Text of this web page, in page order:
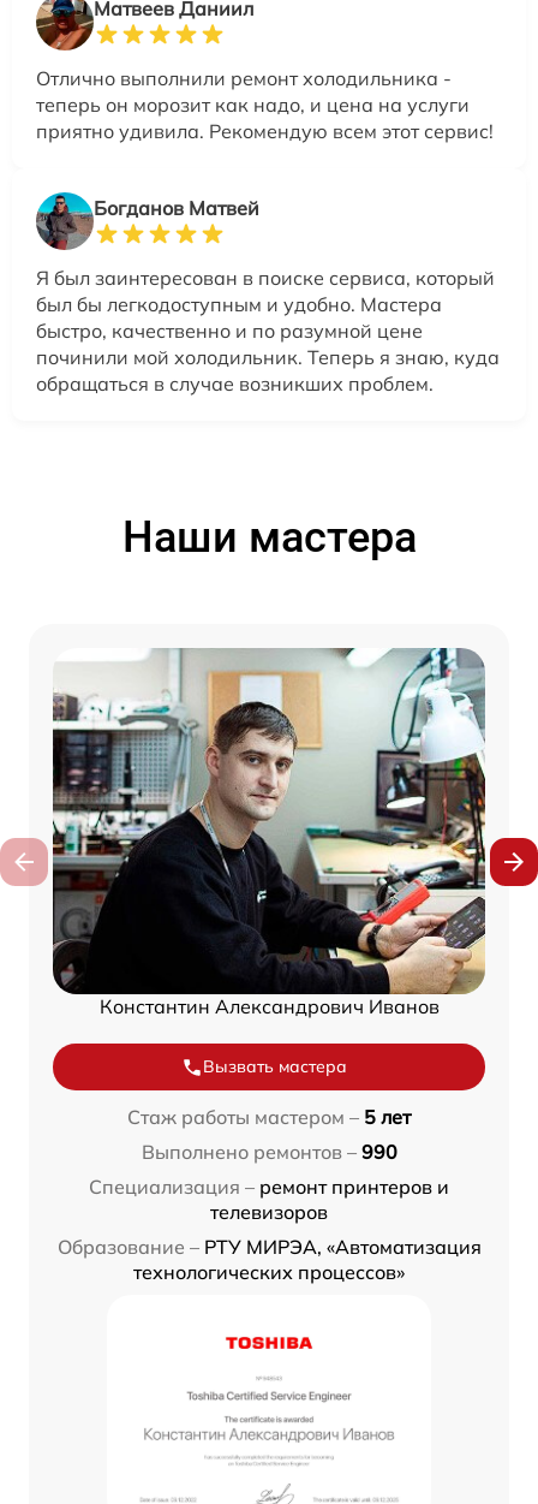
Матвеев Даниил
Отлично выполнили ремонт холодильника -
теперь он морозит как надо, и цена на услуги
приятно удивила. Рекомендую всем этот сервис!
Богданов Матвей
Я был заинтересован в поиске сервиса, который
был бы легкодоступным и удобно. Мастера
быстро, качественно и по разумной цене
починили мой холодильник. Теперь я знаю, куда
обращаться в случае возникших проблем.
Наши мастера
Константин Александрович Иванов
Вызвать мастера
Стаж работы мастером – 5 лет
Выполнено ремонтов – 990
Специализация – ремонт принтеров и
телевизоров
Образование – РТУ МИРЭА, «Автоматизация
технологических процессов»